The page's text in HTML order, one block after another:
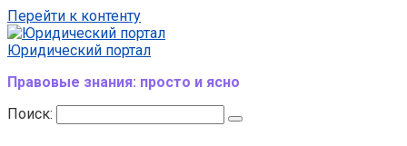
Перейти к контенту
Юридический портал
Правовые знания: просто и ясно
Поиск: